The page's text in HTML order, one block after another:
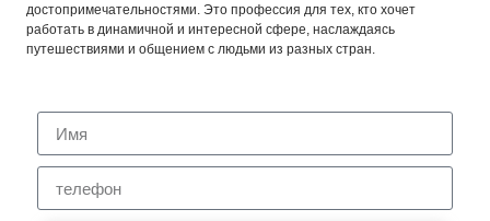
достопримечательностями. Это профессия для тех, кто хочет
работать в динамичной и интересной сфере, наслаждаясь
путешествиями и общением с людьми из разных стран.